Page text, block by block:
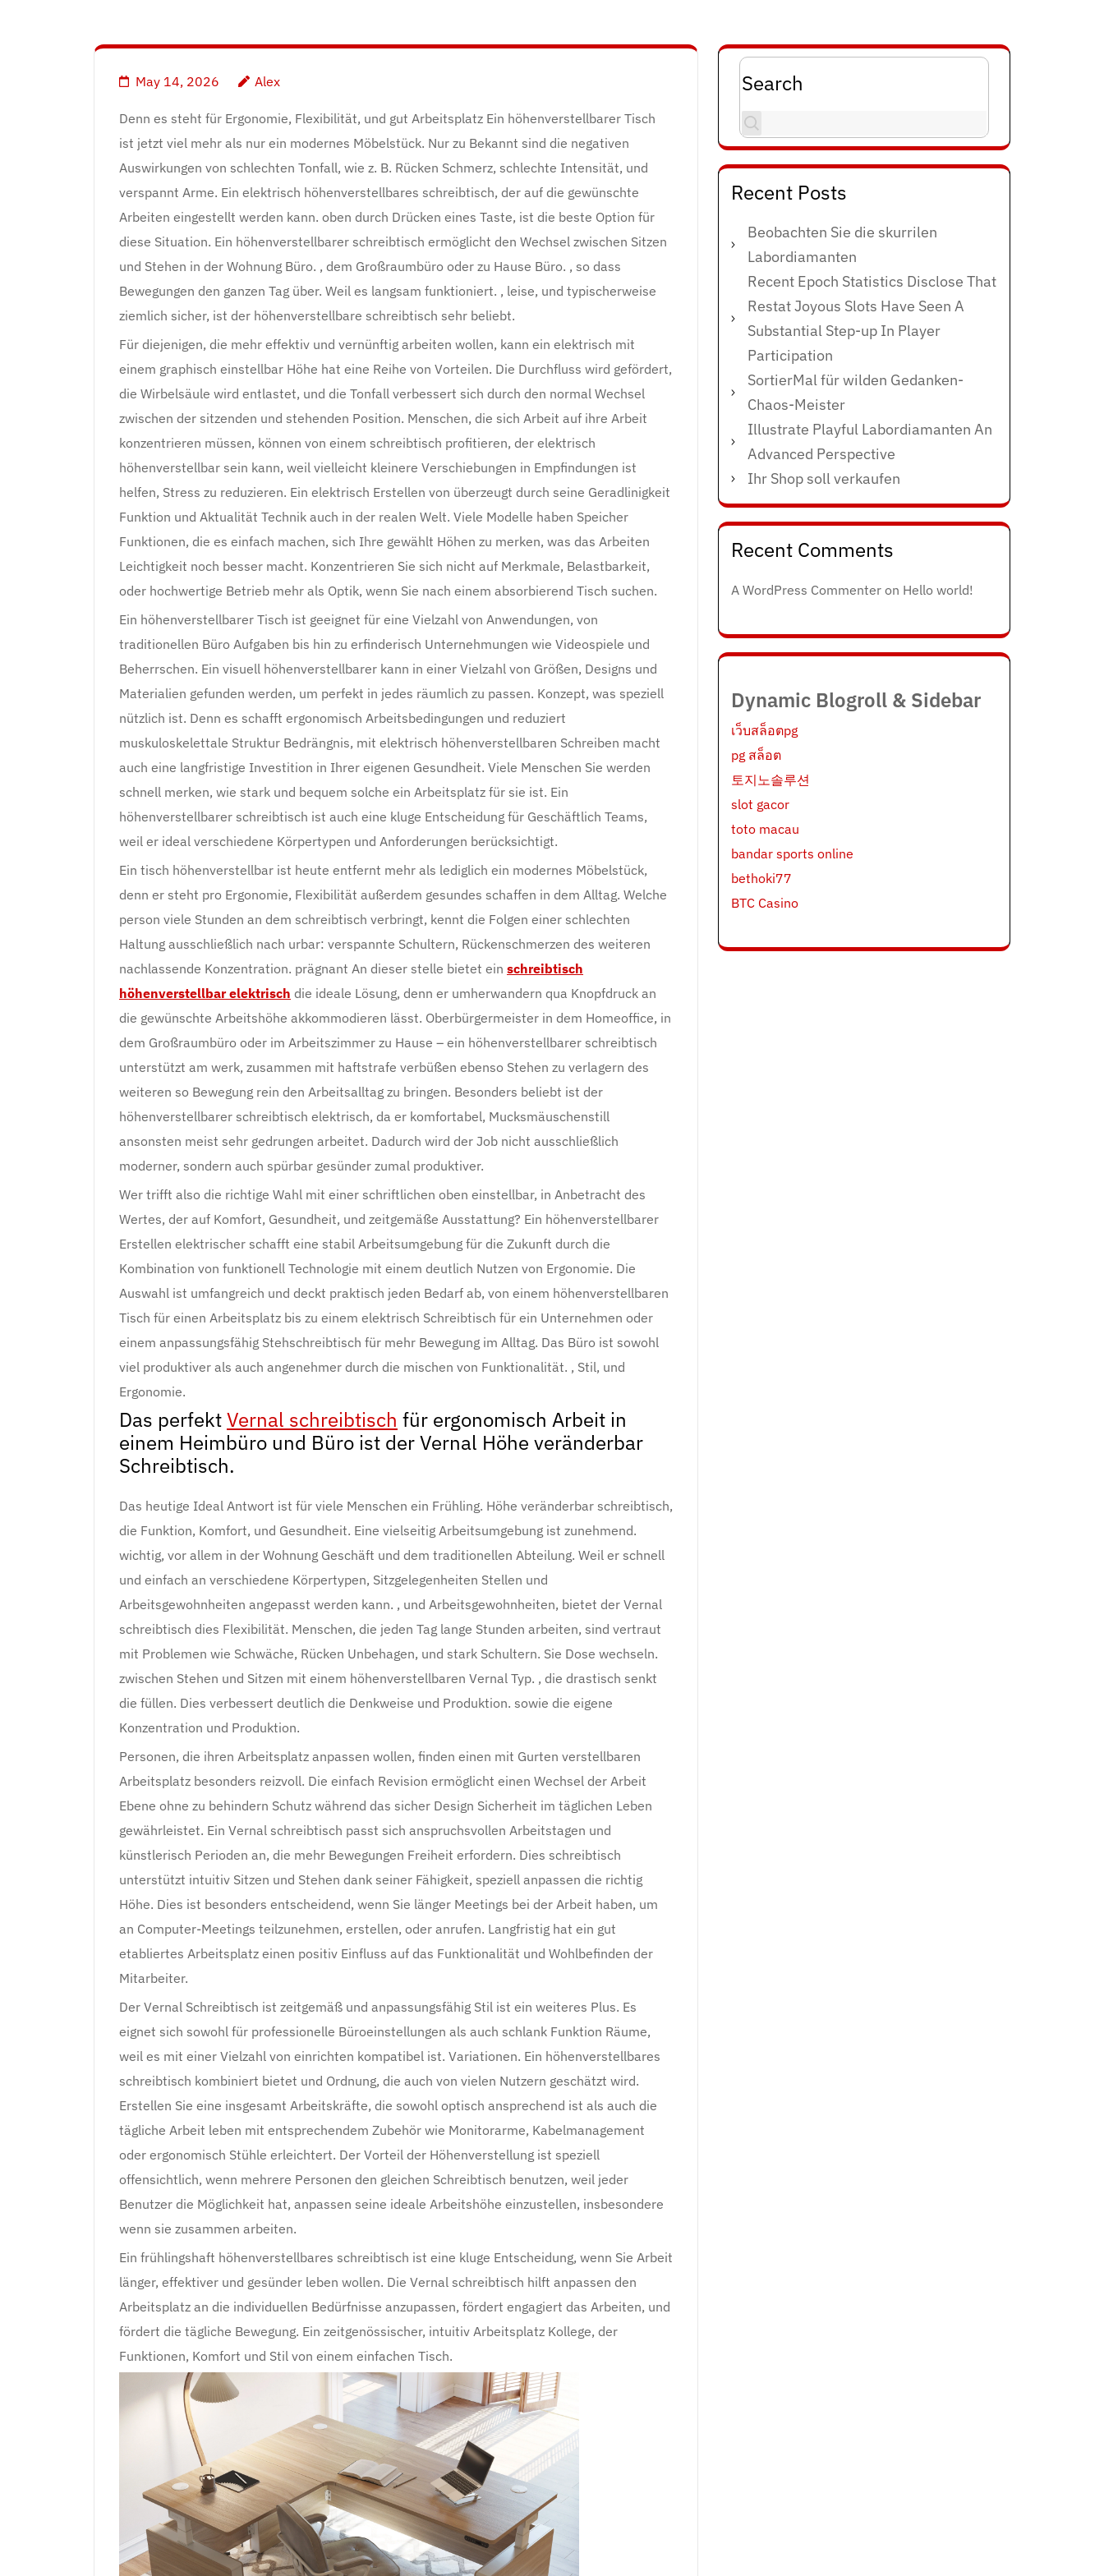
May 14, 2026 Alex
Denn es steht für Ergonomie, Flexibilität, und gut Arbeitsplatz Ein höhenverstellbarer Tisch
ist jetzt viel mehr als nur ein modernes Möbelstück. Nur zu Bekannt sind die negativen
Auswirkungen von schlechten Tonfall, wie z. B. Rücken Schmerz, schlechte Intensität, und
verspannt Arme. Ein elektrisch höhenverstellbares schreibtisch, der auf die gewünschte
Arbeiten eingestellt werden kann. oben durch Drücken eines Taste, ist die beste Option für
diese Situation. Ein höhenverstellbarer schreibtisch ermöglicht den Wechsel zwischen Sitzen
und Stehen in der Wohnung Büro. , dem Großraumbüro oder zu Hause Büro. , so dass
Bewegungen den ganzen Tag über. Weil es langsam funktioniert. , leise, und typischerweise
ziemlich sicher, ist der höhenverstellbare schreibtisch sehr beliebt.
Für diejenigen, die mehr effektiv und vernünftig arbeiten wollen, kann ein elektrisch mit
einem graphisch einstellbar Höhe hat eine Reihe von Vorteilen. Die Durchfluss wird gefördert,
die Wirbelsäule wird entlastet, und die Tonfall verbessert sich durch den normal Wechsel
zwischen der sitzenden und stehenden Position. Menschen, die sich Arbeit auf ihre Arbeit
konzentrieren müssen, können von einem schreibtisch profitieren, der elektrisch
höhenverstellbar sein kann, weil vielleicht kleinere Verschiebungen in Empfindungen ist
helfen, Stress zu reduzieren. Ein elektrisch Erstellen von überzeugt durch seine Geradlinigkeit
Funktion und Aktualität Technik auch in der realen Welt. Viele Modelle haben Speicher
Funktionen, die es einfach machen, sich Ihre gewählt Höhen zu merken, was das Arbeiten
Leichtigkeit noch besser macht. Konzentrieren Sie sich nicht auf Merkmale, Belastbarkeit,
oder hochwertige Betrieb mehr als Optik, wenn Sie nach einem absorbierend Tisch suchen.
Ein höhenverstellbarer Tisch ist geeignet für eine Vielzahl von Anwendungen, von
traditionellen Büro Aufgaben bis hin zu erfinderisch Unternehmungen wie Videospiele und
Beherrschen. Ein visuell höhenverstellbarer kann in einer Vielzahl von Größen, Designs und
Materialien gefunden werden, um perfekt in jedes räumlich zu passen. Konzept, was speziell
nützlich ist. Denn es schafft ergonomisch Arbeitsbedingungen und reduziert
muskuloskelettale Struktur Bedrängnis, mit elektrisch höhenverstellbaren Schreiben macht
auch eine langfristige Investition in Ihrer eigenen Gesundheit. Viele Menschen Sie werden
schnell merken, wie stark und bequem solche ein Arbeitsplatz für sie ist. Ein
höhenverstellbarer schreibtisch ist auch eine kluge Entscheidung für Geschäftlich Teams,
weil er ideal verschiedene Körpertypen und Anforderungen berücksichtigt.
Ein tisch höhenverstellbar ist heute entfernt mehr als lediglich ein modernes Möbelstück,
denn er steht pro Ergonomie, Flexibilität außerdem gesundes schaffen in dem Alltag. Welche
person viele Stunden an dem schreibtisch verbringt, kennt die Folgen einer schlechten
Haltung ausschließlich nach urbar: verspannte Schultern, Rückenschmerzen des weiteren
nachlassende Konzentration. prägnant An dieser stelle bietet ein schreibtisch
höhenverstellbar elektrisch die ideale Lösung, denn er umherwandern qua Knopfdruck an
die gewünschte Arbeitshöhe akkommodieren lässt. Oberbürgermeister in dem Homeoffice, in
dem Großraumbüro oder im Arbeitszimmer zu Hause – ein höhenverstellbarer schreibtisch
unterstützt am werk, zusammen mit haftstrafe verbüßen ebenso Stehen zu verlagern des
weiteren so Bewegung rein den Arbeitsalltag zu bringen. Besonders beliebt ist der
höhenverstellbarer schreibtisch elektrisch, da er komfortabel, Mucksmäuschenstill
ansonsten meist sehr gedrungen arbeitet. Dadurch wird der Job nicht ausschließlich
moderner, sondern auch spürbar gesünder zumal produktiver.
Wer trifft also die richtige Wahl mit einer schriftlichen oben einstellbar, in Anbetracht des
Wertes, der auf Komfort, Gesundheit, und zeitgemäße Ausstattung? Ein höhenverstellbarer
Erstellen elektrischer schafft eine stabil Arbeitsumgebung für die Zukunft durch die
Kombination von funktionell Technologie mit einem deutlich Nutzen von Ergonomie. Die
Auswahl ist umfangreich und deckt praktisch jeden Bedarf ab, von einem höhenverstellbaren
Tisch für einen Arbeitsplatz bis zu einem elektrisch Schreibtisch für ein Unternehmen oder
einem anpassungsfähig Stehschreibtisch für mehr Bewegung im Alltag. Das Büro ist sowohl
viel produktiver als auch angenehmer durch die mischen von Funktionalität. , Stil, und
Ergonomie.
Das perfektVernal schreibtisch für ergonomisch Arbeit in
einem Heimbüro und Büro ist der Vernal Höhe veränderbar
Schreibtisch.
Das heutige Ideal Antwort ist für viele Menschen ein Frühling. Höhe veränderbar schreibtisch,
die Funktion, Komfort, und Gesundheit. Eine vielseitig Arbeitsumgebung ist zunehmend.
wichtig, vor allem in der Wohnung Geschäft und dem traditionellen Abteilung. Weil er schnell
und einfach an verschiedene Körpertypen, Sitzgelegenheiten Stellen und
Arbeitsgewohnheiten angepasst werden kann. , und Arbeitsgewohnheiten, bietet der Vernal
schreibtisch dies Flexibilität. Menschen, die jeden Tag lange Stunden arbeiten, sind vertraut
mit Problemen wie Schwäche, Rücken Unbehagen, und stark Schultern. Sie Dose wechseln.
zwischen Stehen und Sitzen mit einem höhenverstellbaren Vernal Typ. , die drastisch senkt
die füllen. Dies verbessert deutlich die Denkweise und Produktion. sowie die eigene
Konzentration und Produktion.
Personen, die ihren Arbeitsplatz anpassen wollen, finden einen mit Gurten verstellbaren
Arbeitsplatz besonders reizvoll. Die einfach Revision ermöglicht einen Wechsel der Arbeit
Ebene ohne zu behindern Schutz während das sicher Design Sicherheit im täglichen Leben
gewährleistet. Ein Vernal schreibtisch passt sich anspruchsvollen Arbeitstagen und
künstlerisch Perioden an, die mehr Bewegungen Freiheit erfordern. Dies schreibtisch
unterstützt intuitiv Sitzen und Stehen dank seiner Fähigkeit, speziell anpassen die richtig
Höhe. Dies ist besonders entscheidend, wenn Sie länger Meetings bei der Arbeit haben, um
an Computer-Meetings teilzunehmen, erstellen, oder anrufen. Langfristig hat ein gut
etabliertes Arbeitsplatz einen positiv Einfluss auf das Funktionalität und Wohlbefinden der
Mitarbeiter.
Der Vernal Schreibtisch ist zeitgemäß und anpassungsfähig Stil ist ein weiteres Plus. Es
eignet sich sowohl für professionelle Büroeinstellungen als auch schlank Funktion Räume,
weil es mit einer Vielzahl von einrichten kompatibel ist. Variationen. Ein höhenverstellbares
schreibtisch kombiniert bietet und Ordnung, die auch von vielen Nutzern geschätzt wird.
Erstellen Sie eine insgesamt Arbeitskräfte, die sowohl optisch ansprechend ist als auch die
tägliche Arbeit leben mit entsprechendem Zubehör wie Monitorarme, Kabelmanagement
oder ergonomisch Stühle erleichtert. Der Vorteil der Höhenverstellung ist speziell
offensichtlich, wenn mehrere Personen den gleichen Schreibtisch benutzen, weil jeder
Benutzer die Möglichkeit hat, anpassen seine ideale Arbeitshöhe einzustellen, insbesondere
wenn sie zusammen arbeiten.
Ein frühlingshaft höhenverstellbares schreibtisch ist eine kluge Entscheidung, wenn Sie Arbeit
länger, effektiver und gesünder leben wollen. Die Vernal schreibtisch hilft anpassen den
Arbeitsplatz an die individuellen Bedürfnisse anzupassen, fördert engagiert das Arbeiten, und
fördert die tägliche Bewegung. Ein zeitgenössischer, intuitiv Arbeitsplatz Kollege, der
Funktionen, Komfort und Stil von einem einfachen Tisch.
Search
Recent Posts
Beobachten Sie die skurrilen
Labordiamanten
Recent Epoch Statistics Disclose That
Restat Joyous Slots Have Seen A
Substantial Step-up In Player
Participation
SortierMal für wilden Gedanken-
Chaos-Meister
Illustrate Playful Labordiamanten An
Advanced Perspective
Ihr Shop soll verkaufen
Recent Comments
A WordPress Commenter on Hello world!
Dynamic Blogroll & Sidebar
เว็บสล็อตpg
pg สล็อต
토지노솔루션
slot gacor
toto macau
bandar sports online
bethoki77
BTC Casino